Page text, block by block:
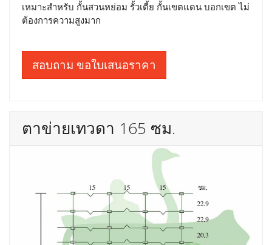
เหมาะสำหรับ กั้นสวนหย่อม รั้วเตี้ย กั้นเขตแดน บอกเขต ไม่
ต้องการความสูงมาก
สอบถาม ขอใบเสนอราคา
ตาข่ายเทวดา 165 ซม.